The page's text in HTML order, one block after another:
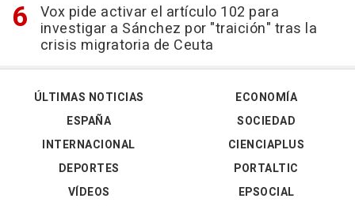
Vox pide activar el artículo 102 para
investigar a Sánchez por "traición" tras la
crisis migratoria de Ceuta
ÚLTIMAS NOTICIAS
ESPAÑA
INTERNACIONAL
DEPORTES
VÍDEOS
ECONOMÍA
SOCIEDAD
CIENCIAPLUS
PORTALTIC
EPSOCIAL